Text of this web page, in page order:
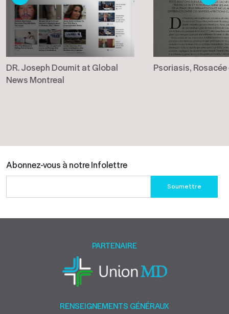
DR. Joseph Doumit at Global
News Montreal
Psoriasis,
Abonnez-vous à notre Infolettre
leave
field
RENSEIGNEMENTS GÉNÉRAUX
PARTENAIRE